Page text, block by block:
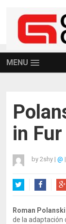
MENU
in Fur
by2shy | @ |
Roman Polanski
de la adaptación